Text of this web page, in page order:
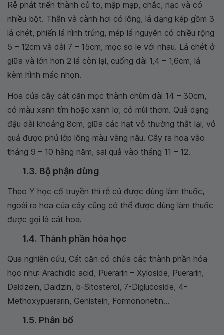
Rễ phát triển thành củ to, mập mạp, chắc, nạc và có
nhiều bột. Thân và cành hơi có lông, lá dạng kép gồm 3
lá chét, phiến lá hình trứng, mép lá nguyên có chiều rộng
5 – 12cm và dài 7 – 15cm, mọc so le với nhau. Lá chét ở
giữa và lớn hơn 2 lá còn lại, cuống dài 1,4 – 1,6cm, lá
kèm hình mác nhọn.
Hoa của cây cát căn mọc thành chùm dài 14 – 30cm,
có màu xanh tím hoặc xanh lơ, có mùi thơm. Quả dạng
đậu dài khoảng 8cm, giữa các hạt vỏ thường thắt lại, vỏ
quả được phủ lớp lông màu vàng nâu. Cây ra hoa vào
tháng 9 – 10 hàng năm, sai quả vào tháng 11 – 12.
1.3. Bộ phận dùng
Theo Y học cổ truyền thì rễ củ được dùng làm thuốc,
ngoài ra hoa của cây cũng có thể được dùng làm thuốc
được gọi là cát hoa.
1.4. Thành phần hóa học
Qua nghiên cứu, Cát căn có chứa các thành phần hóa
học như: Arachidic acid, Puerarin – Xyloside, Puerarin,
Daidzein, Daidzin, b-Sitosterol, 7-Diglucoside, 4-
Methoxypuerarin, Genistein, Formononetin...
1.5. Phân bố